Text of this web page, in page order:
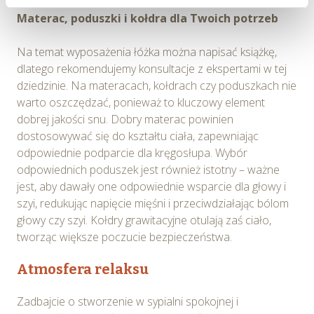
wydajności Serwisu, zbierania informacji o tym, w jaki
sposób użytkownicy korzystają z Serwisu, ulepszania
preferencji użytkowników, tworzenia statystyk
użytkowania Serwisu oraz w celach marketingowych.
Informacje, w tym dane osobowe, pozyskane w związku
z wykorzystywaniem plików cookie w Serwisie,
przetwarzane są przez Spravia Sp. z o.o. jako
usługodawcę Serwisu w ww. celach oraz mogą być
również przetwarzane przez Partnerów Spravia Sp. z
o.o. W związku z powyższym użytkownik ma prawo do
dostępu do swoich danych osobowych, ich sprostowania,
usunięcia, ograniczenia przetwarzania, wniesienia
sprzeciwu wobec przetwarzania, a także prawo do
wniesienia skargi do Prezesa Urzędu Ochrony Danych
wykorzystywanych w Serwisie oraz inne informacje
Materac, poduszki i kołdra dla Twoich potrzeb
Na temat wyposażenia łóżka można napisać książkę,
dlatego rekomendujemy konsultacje z ekspertami w tej
dziedzinie. Na materacach, kołdrach czy poduszkach nie
warto oszczędzać, ponieważ to kluczowy element
dobrej jakości snu. Dobry materac powinien
dostosowywać się do kształtu ciała, zapewniając
odpowiednie podparcie dla kręgosłupa. Wybór
odpowiednich poduszek jest również istotny – ważne
jest, aby dawały one odpowiednie wsparcie dla głowy i
szyi, redukując napięcie mięśni i przeciwdziałając bólom
głowy czy szyi. Kołdry grawitacyjne otulają zaś ciało,
tworząc większe poczucie bezpieczeństwa.
Atmosfera relaksu
Zadbajcie o stworzenie w sypialni spokojnej i